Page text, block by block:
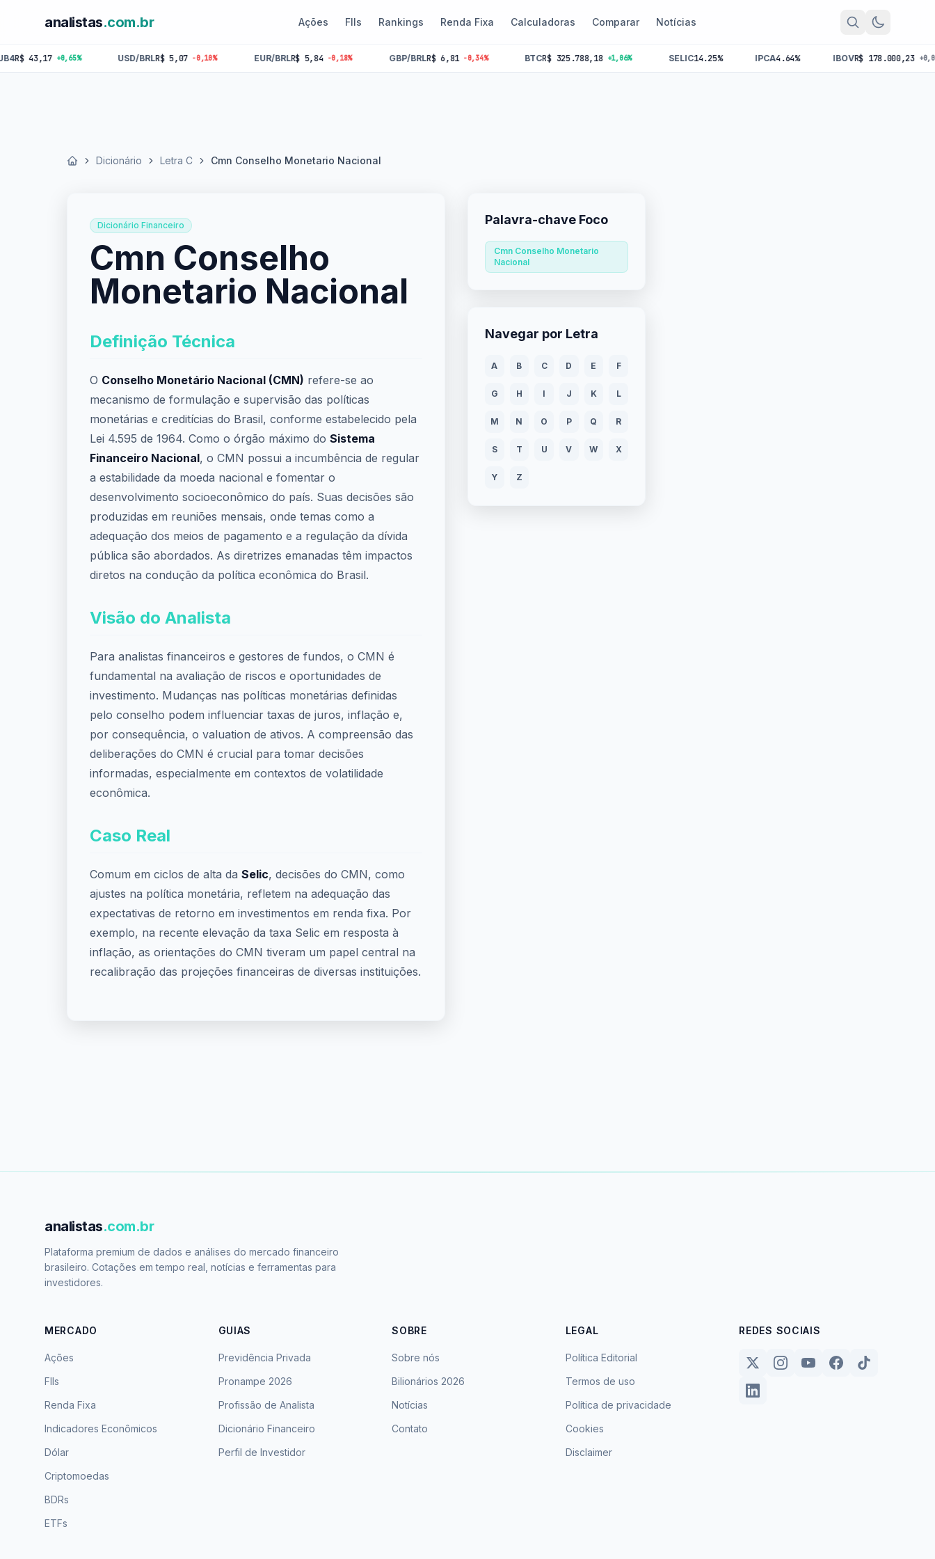
analistas.com.br Ações FIIs Rankings Renda Fixa Calculadoras Comparar Notícias
+0,65% USD/BRLR$ 5,07 -0,10% EUR/BRLR$ 5,84 -0,18% GBP/BRLR$ 6,81 -0,34% R$ 325.788,18 +1,06% 14.25% 4.64% R$ 178.000,23 +0,00%
Início Dicionário Letra C Cmn Conselho Monetario Nacional
Dicionário Financeiro
Cmn Conselho
Monetario Nacional
Definição Técnica
O Conselho Monetário Nacional (CMN) refere-se ao
mecanismo de formulação e supervisão das políticas
monetárias e creditícias do Brasil, conforme estabelecido pela
Lei 4.595 de 1964. Como o órgão máximo do Sistema
Financeiro Nacional, o CMN possui a incumbência de regular
a estabilidade da moeda nacional e fomentar o
desenvolvimento socioeconômico do país. Suas decisões são
produzidas em reuniões mensais, onde temas como a
adequação dos meios de pagamento e a regulação da dívida
pública são abordados. As diretrizes emanadas têm impactos
diretos na condução da política econômica do Brasil.
Visão do Analista
Para analistas financeiros e gestores de fundos, o CMN é
fundamental na avaliação de riscos e oportunidades de
investimento. Mudanças nas políticas monetárias definidas
pelo conselho podem influenciar taxas de juros, inflação e,
por consequência, o valuation de ativos. A compreensão das
deliberações do CMN é crucial para tomar decisões
informadas, especialmente em contextos de volatilidade
econômica.
Caso Real
Comum em ciclos de alta da Selic, decisões do CMN, como
ajustes na política monetária, refletem na adequação das
expectativas de retorno em investimentos em renda fixa. Por
exemplo, na recente elevação da taxa Selic em resposta à
inflação, as orientações do CMN tiveram um papel central na
recalibração das projeções financeiras de diversas instituições.
Palavra-chave Foco
Cmn Conselho Monetario
Nacional
Navegar por Letra
A B C D E F
G H I J K L
M N O P Q R
S T U V W X
Y Z
analistas.com.br
Plataforma premium de dados e análises do mercado financeiro
brasileiro. Cotações em tempo real, notícias e ferramentas para
investidores.
MERCADO
Ações
FIIs
Renda Fixa
Indicadores Econômicos
Dólar
Criptomoedas
BDRs
ETFs
GUIAS
Previdência Privada
Pronampe 2026
Profissão de Analista
Dicionário Financeiro
Perfil de Investidor
SOBRE
Sobre nós
Bilionários 2026
Notícias
Contato
LEGAL
Política Editorial
Termos de uso
Política de privacidade
Cookies
Disclaimer
REDES SOCIAIS